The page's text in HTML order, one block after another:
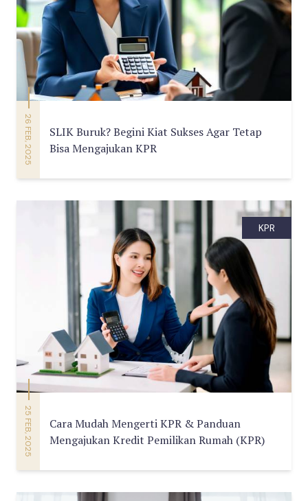
26 FEB, 2025
SLIK Buruk? Begini Kiat Sukses Agar Tetap
Bisa Mengajukan KPR
KPR
25 FEB, 2025
Cara Mudah Mengerti KPR & Panduan
Mengajukan Kredit Pemilikan Rumah (KPR)